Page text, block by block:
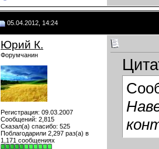
05.04.2012, 14:24
Юрий К.
Форумчанин
Регистрация: 09.03.2007
Сообщений: 2,815
Сказал(а) спасибо: 525
Поблагодарили 2,297 раз(а) в
1,171 сообщениях